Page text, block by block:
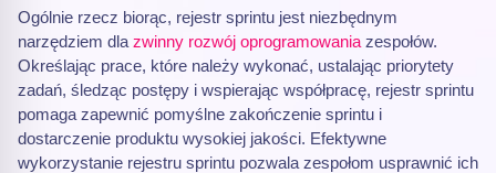
Ogólnie rzecz biorąc, rejestr sprintu jest niezbędnym
narzędziem dla zwinny rozwój oprogramowania zespołów.
Określając prace, które należy wykonać, ustalając priorytety
zadań, śledząc postępy i wspierając współpracę, rejestr sprintu
pomaga zapewnić pomyślne zakończenie sprintu i
dostarczenie produktu wysokiej jakości. Efektywne
wykorzystanie rejestru sprintu pozwala zespołom usprawnić ich